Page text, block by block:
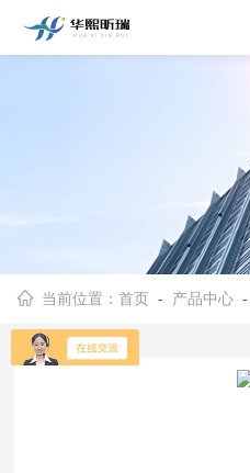
当前位置：首页 - 产品中心 -